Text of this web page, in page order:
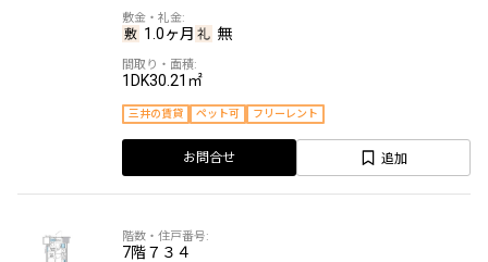
1.0ヶ月 無
1DK30.21㎡
三井の賃貸 ペット可 フリーレント
お問合せ 追加
7階７３４